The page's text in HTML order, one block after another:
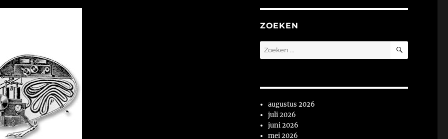
ZOEKEN
Zoeken
naar:
ZOEKEN
augustus 2026
juli 2026
juni 2026
mei 2026